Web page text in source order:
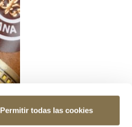
Permitir todas las cookies